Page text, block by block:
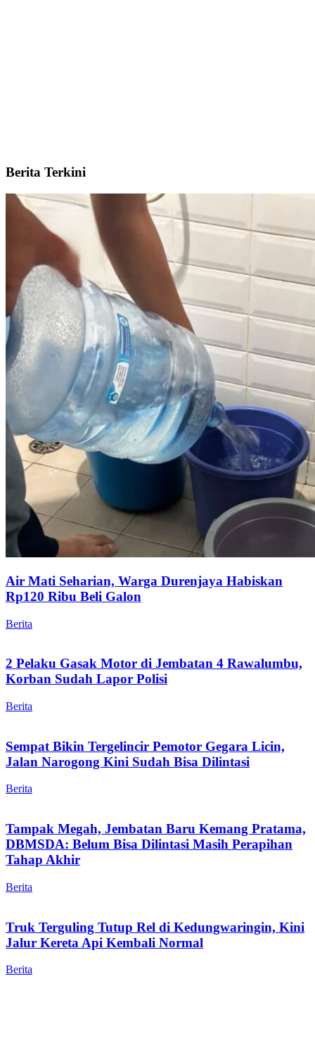
Berita Terkini
Air Mati Seharian, Warga Durenjaya Habiskan
Rp120 Ribu Beli Galon
Berita
2 Pelaku Gasak Motor di Jembatan 4 Rawalumbu,
Korban Sudah Lapor Polisi
Berita
Sempat Bikin Tergelincir Pemotor Gegara Licin,
Jalan Narogong Kini Sudah Bisa Dilintasi
Berita
Tampak Megah, Jembatan Baru Kemang Pratama,
DBMSDA: Belum Bisa Dilintasi Masih Perapihan
Tahap Akhir
Berita
Truk Terguling Tutup Rel di Kedungwaringin, Kini
Jalur Kereta Api Kembali Normal
Berita